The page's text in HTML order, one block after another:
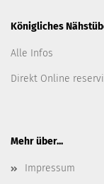
Königliches
Alle Infos
Direkt Online
Mehr über...
Impressum